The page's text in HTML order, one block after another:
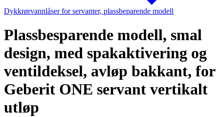
Dykkrørvannlåser for servanter, plassbeparende modell
Plassbesparende modell, smal
design, med spakaktivering og
ventildeksel, avløp bakkant, for
Geberit ONE servant vertikalt
utløp